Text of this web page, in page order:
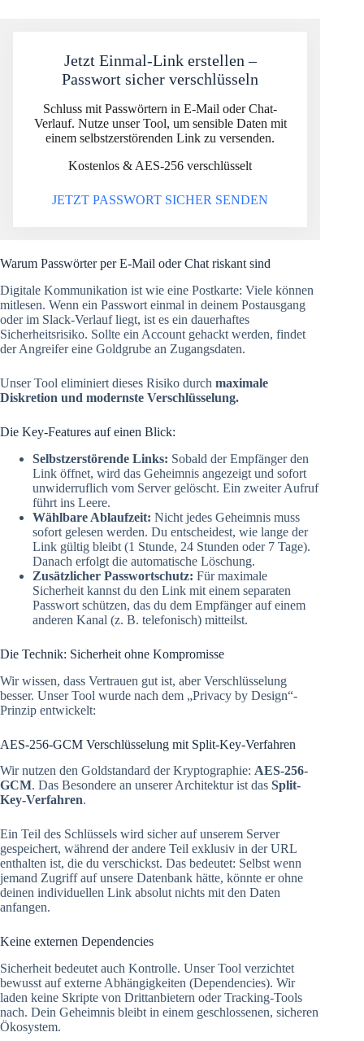
Jetzt Einmal-Link erstellen –
Passwort sicher verschlüsseln
Schluss mit Passwörtern in E-Mail oder Chat-
Verlauf. Nutze unser Tool, um sensible Daten mit
einem selbstzerstörenden Link zu versenden.
Kostenlos & AES-256 verschlüsselt
JETZT PASSWORT SICHER SENDEN
Warum Passwörter per E-Mail oder Chat riskant sind
Digitale Kommunikation ist wie eine Postkarte: Viele können
mitlesen. Wenn ein Passwort einmal in deinem Postausgang
oder im Slack-Verlauf liegt, ist es ein dauerhaftes
Sicherheitsrisiko. Sollte ein Account gehackt werden, findet
der Angreifer eine Goldgrube an Zugangsdaten.
Unser Tool eliminiert dieses Risiko durch maximale
Diskretion und modernste Verschlüsselung.
Die Key-Features auf einen Blick:
Selbstzerstörende Links: Sobald der Empfänger den
Link öffnet, wird das Geheimnis angezeigt und sofort
unwiderruflich vom Server gelöscht. Ein zweiter Aufruf
führt ins Leere.
Wählbare Ablaufzeit: Nicht jedes Geheimnis muss
sofort gelesen werden. Du entscheidest, wie lange der
Link gültig bleibt (1 Stunde, 24 Stunden oder 7 Tage).
Danach erfolgt die automatische Löschung.
Zusätzlicher Passwortschutz: Für maximale
Sicherheit kannst du den Link mit einem separaten
Passwort schützen, das du dem Empfänger auf einem
anderen Kanal (z. B. telefonisch) mitteilst.
Die Technik: Sicherheit ohne Kompromisse
Wir wissen, dass Vertrauen gut ist, aber Verschlüsselung
besser. Unser Tool wurde nach dem „Privacy by Design“-
Prinzip entwickelt:
AES-256-GCM Verschlüsselung mit Split-Key-Verfahren
Wir nutzen den Goldstandard der Kryptographie: AES-256-
GCM. Das Besondere an unserer Architektur ist das Split-
Key-Verfahren.
Ein Teil des Schlüssels wird sicher auf unserem Server
gespeichert, während der andere Teil exklusiv in der URL
enthalten ist, die du verschickst. Das bedeutet: Selbst wenn
jemand Zugriff auf unsere Datenbank hätte, könnte er ohne
deinen individuellen Link absolut nichts mit den Daten
anfangen.
Keine externen Dependencies
Sicherheit bedeutet auch Kontrolle. Unser Tool verzichtet
bewusst auf externe Abhängigkeiten (Dependencies). Wir
laden keine Skripte von Drittanbietern oder Tracking-Tools
nach. Dein Geheimnis bleibt in einem geschlossenen, sicheren
Ökosystem.